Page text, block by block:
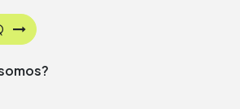
somos?